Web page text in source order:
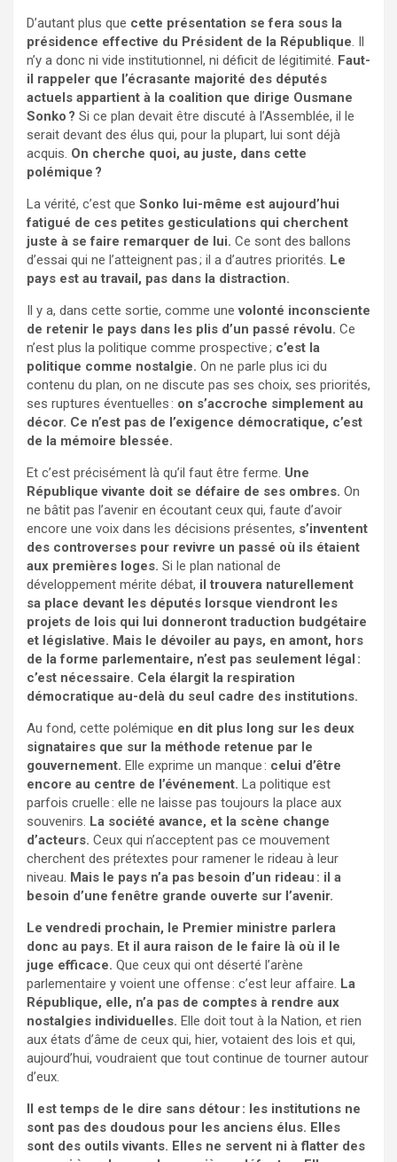
D’autant plus que cette présentation se fera sous la
présidence effective du Président de la République . Il
n’y a donc ni vide institutionnel, ni déficit de légitimité. Faut-
il rappeler que l’écrasante majorité des députés
actuels appartient à la coalition que dirige Ousmane
Sonko ? Si ce plan devait être discuté à l’Assemblée, il le
serait devant des élus qui, pour la plupart, lui sont déjà
acquis. On cherche quoi, au juste, dans cette
polémique ?
La vérité, c’est que Sonko lui-même est aujourd’hui
fatigué de ces petites gesticulations qui cherchent
juste à se faire remarquer de lui. Ce sont des ballons
d’essai qui ne l’atteignent pas ; il a d’autres priorités. Le
pays est au travail, pas dans la distraction.
Il y a, dans cette sortie, comme unevolonté inconsciente
de retenir le pays dans les plis d’un passé révolu. Ce
n’est plus la politique comme prospective ; c’est la
politique comme nostalgie. On ne parle plus ici du
contenu du plan, on ne discute pas ses choix, ses priorités,
ses ruptures éventuelles : on s’accroche simplement au
décor. Ce n’est pas de l’exigence démocratique, c’est
de la mémoire blessée.
Et c’est précisément là qu’il faut être ferme. Une
République vivante doit se défaire de ses ombres. On
ne bâtit pas l’avenir en écoutant ceux qui, faute d’avoir
encore une voix dans les décisions présentes, s’inventent
des controverses pour revivre un passé où ils étaient
aux premières loges. Si le plan national de
développement mérite débat, il trouvera naturellement
sa place devant les députés lorsque viendront les
projets de lois qui lui donneront traduction budgétaire
et législative. Mais le dévoiler au pays, en amont, hors
de la forme parlementaire, n’est pas seulement légal :
c’est nécessaire. Cela élargit la respiration
démocratique au-delà du seul cadre des institutions.
Au fond, cette polémique en dit plus long sur les deux
signataires que sur la méthode retenue par le
gouvernement. Elle exprime un manque : celui d’être
encore au centre de l’événement. La politique est
parfois cruelle : elle ne laisse pas toujours la place aux
souvenirs. La société avance, et la scène change
d’acteurs. Ceux qui n’acceptent pas ce mouvement
cherchent des prétextes pour ramener le rideau à leur
niveau. Mais le pays n’a pas besoin d’un rideau : il a
besoin d’une fenêtre grande ouverte sur l’avenir.
Le vendredi prochain, le Premier ministre parlera
donc au pays. Et il aura raison de le faire là où il le
juge efficace. Que ceux qui ont déserté l’arène
parlementaire y voient une offense : c’est leur affaire. La
République, elle, n’a pas de comptes à rendre aux
nostalgies individuelles. Elle doit tout à la Nation, et rien
aux états d’âme de ceux qui, hier, votaient des lois et qui,
aujourd’hui, voudraient que tout continue de tourner autour
d’eux.
Il est temps de le dire sans détour : les institutions ne
sont pas des doudous pour les anciens élus. Elles
sont des outils vivants. Elles ne servent ni à flatter des